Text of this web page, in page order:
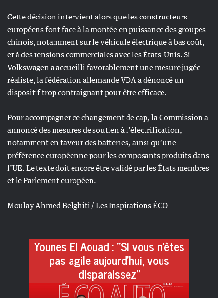
Cette décision intervient alors que les constructeurs
européens font face à la montée en puissance des groupes
chinois, notamment sur le véhicule électrique à bas coût,
et à des tensions commerciales avec les États-Unis. Si
Volkswagen a accueilli favorablement une mesure jugée
réaliste, la fédération allemande VDA a dénoncé un
dispositif trop contraignant pour être efficace.
Pour accompagner ce changement de cap, la Commission a
annoncé des mesures de soutien à l’électrification,
notamment en faveur des batteries, ainsi qu’une
préférence européenne pour les composants produits dans
l’UE. Le texte doit encore être validé par les États membres
et le Parlement européen.
Moulay Ahmed Belghiti / Les Inspirations ÉCO
Younes El Aouad : “Si vous n’êtes
pas agile aujourd’hui, vous
disparaissez”